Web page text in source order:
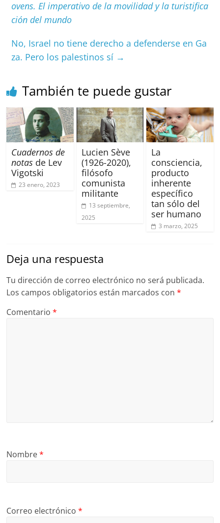
o
k
p
p
ovens. El imperativo de la movilidad y la turistifica
ción del mundo
No, Israel no tiene derecho a defenderse en Ga
za. Pero los palestinos sí →
También te puede gustar
Cuadernos de
notas de Lev
Vigotski
23 enero, 2023
Lucien Sève
(1926-2020),
filósofo
comunista
militante
13 septiembre,
2025
La
consciencia,
producto
inherente
específico
tan sólo del
ser humano
3 marzo, 2025
Deja una respuesta
Tu dirección de correo electrónico no será publicada.
Los campos obligatorios están marcados con*
Comentario*
Nombre*
Correo electrónico*